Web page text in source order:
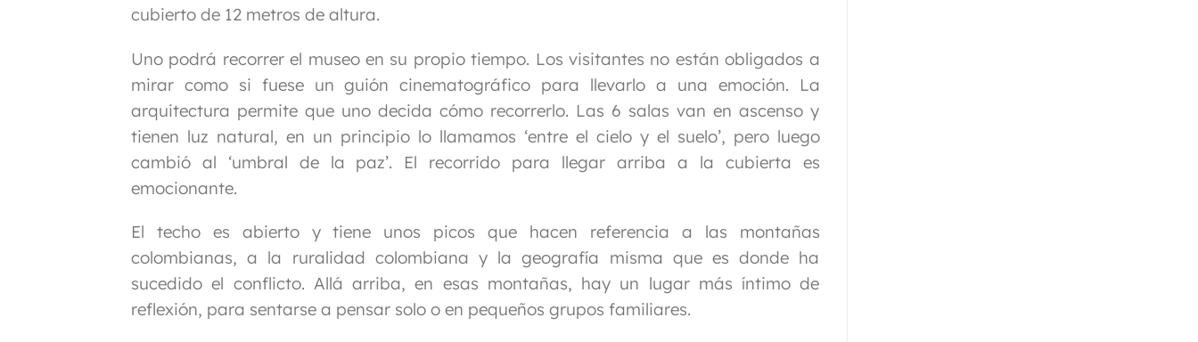
cubierto de 12 metros de altura.
Uno podrá recorrer el museo en su propio tiempo. Los visitantes no están obligados a
mirar como si fuese un guión cinematográfico para llevarlo a una emoción. La
arquitectura permite que uno decida cómo recorrerlo. Las 6 salas van en ascenso y
tienen luz natural, en un principio lo llamamos ‘entre el cielo y el suelo’, pero luego
cambió al ‘umbral de la paz’. El recorrido para llegar arriba a la cubierta es
emocionante.
El techo es abierto y tiene unos picos que hacen referencia a las montañas
colombianas, a la ruralidad colombiana y la geografía misma que es donde ha
sucedido el conflicto. Allá arriba, en esas montañas, hay un lugar más íntimo de
reflexión, para sentarse a pensar solo o en pequeños grupos familiares.